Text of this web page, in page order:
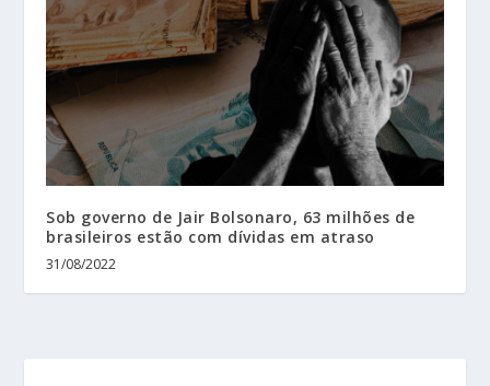
Sob governo de Jair Bolsonaro, 63 milhões de
brasileiros estão com dívidas em atraso
31/08/2022